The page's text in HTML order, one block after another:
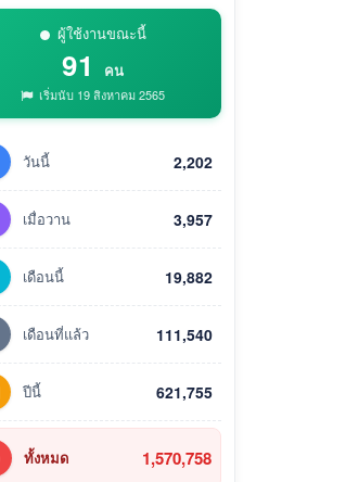
ผู้ใช้งานขณะนี้
91 คน
เริ่มนับ 19 สิงหาคม 2565
วันนี้ 2,202
เมื่อวาน 3,957
เดือนนี้ 19,882
เดือนที่แล้ว 111,540
ปีนี้ 621,755
ทั้งหมด 1,570,758